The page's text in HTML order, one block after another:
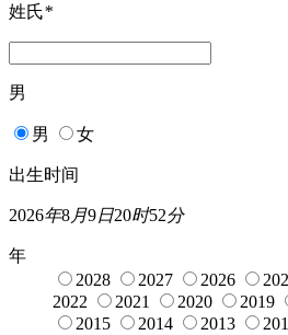
姓氏*
男
男 女
出生时间
2026年8月9日20时52分
年
2028
2027 2026
2022
2021 2020 2019
2015
2014 2013